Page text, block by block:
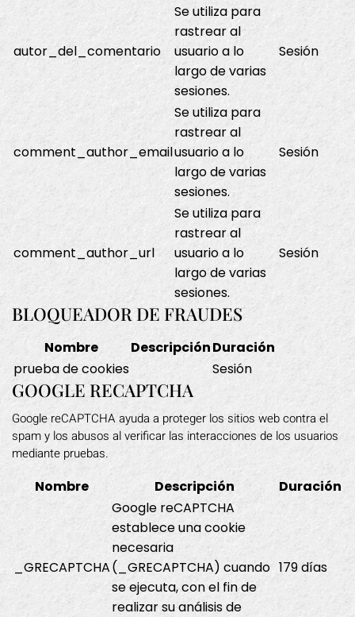
autor_del_comentario
Se utiliza para
rastrear al
usuario a lo
largo de varias
sesiones.
Sesión
comment_author_email
Se utiliza para
rastrear al
usuario a lo
largo de varias
sesiones.
Sesión
comment_author_url
Se utiliza para
rastrear al
usuario a lo
largo de varias
sesiones.
Sesión
BLOQUEADOR DE FRAUDES
Nombre DescripciónDuración
prueba de cookies
Sesión
GOOGLE RECAPTCHA
Google reCAPTCHA ayuda a proteger los sitios web contra el
spam y los abusos al verificar las interacciones de los usuarios
mediante pruebas.
Nombre Descripción Duración
_GRECAPTCHA
Google reCAPTCHA
establece una cookie
necesaria
(_GRECAPTCHA) cuando
se ejecuta, con el fin de
realizar su análisis de
179 días